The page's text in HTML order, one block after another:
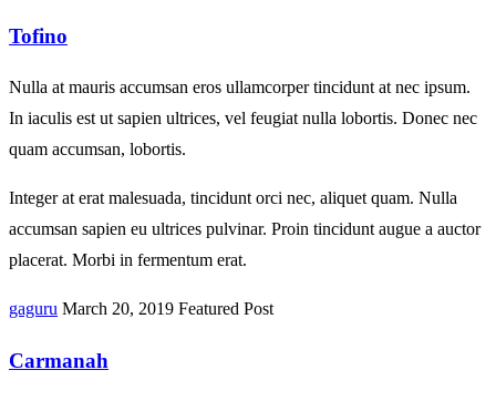
Tofino
Nulla at mauris accumsan eros ullamcorper tincidunt at nec ipsum.
In iaculis est ut sapien ultrices, vel feugiat nulla lobortis. Donec nec
quam accumsan, lobortis.
Integer at erat malesuada, tincidunt orci nec, aliquet quam. Nulla
accumsan sapien eu ultrices pulvinar. Proin tincidunt augue a auctor
placerat. Morbi in fermentum erat.
gaguru March 20, 2019 Featured Post
Carmanah